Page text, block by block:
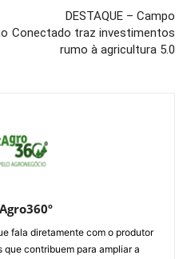
DESTAQUE – Campo
Conectado traz investimentos
rumo à agricultura 5.0
fala diretamente com o produtor
contribuem para ampliar a